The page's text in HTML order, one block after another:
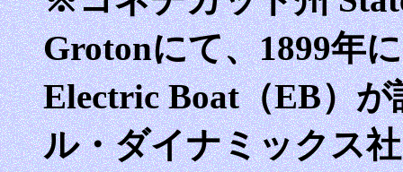
Grotonにて、1899年
Electric Boat（EB）
ル・ダイナミックス